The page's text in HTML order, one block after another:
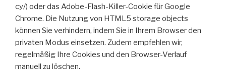
cy/) oder das Adobe-Flash-Killer-Cookie für Google
Chrome. Die Nutzung von HTML5 storage objects
können Sie verhindern, indem Sie in Ihrem Browser den
privaten Modus einsetzen. Zudem empfehlen wir,
regelmäßig Ihre Cookies und den Browser-Verlauf
manuell zu löschen.